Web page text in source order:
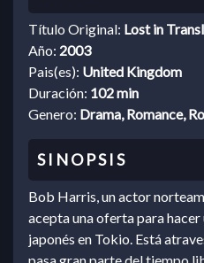
Título Original: Lost in
Año: 2003
Pais(es): United Kingdom
Duración: 102 min
Genero: Drama, Romance,
Bob Harris, un actor
acepta una oferta para
japonés en Tokio. Está